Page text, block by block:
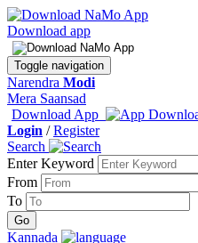
Download app
Toggle navigation
Narendra Modi
Mera Saansad
Download App
Login /Register
Search
Enter Keyword
From
To
Kannada